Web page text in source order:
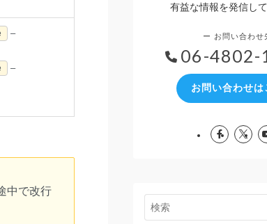
–
–
中で改行
有益な情報を発信して
06-4802-
お問い合わせは